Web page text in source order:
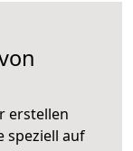
erstellen
speziell auf